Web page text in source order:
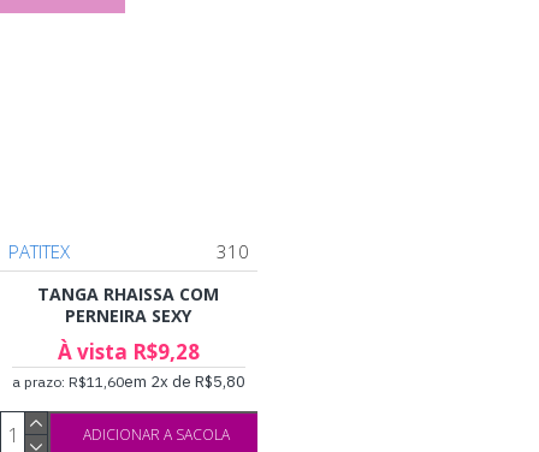
PATITEX 310
TANGA RHAISSA COM
PERNEIRA SEXY
À vista R$9,28
a prazo: R$11,60em 2x de R$5,80
ADICIONAR A SACOLA